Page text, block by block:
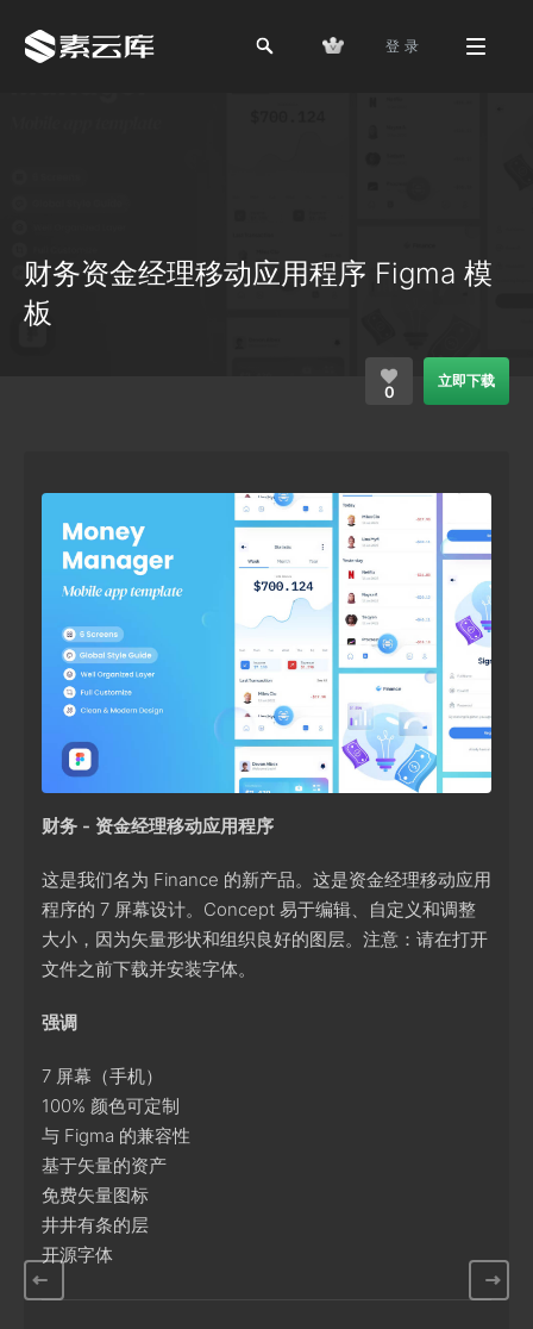
登 录
财务资金经理移动应用程序 Figma 模
板
0
立即下载
财务 - 资金经理移动应用程序
这是我们名为 Finance 的新产品。这是资金经理移动应用
程序的 7 屏幕设计。Concept 易于编辑、自定义和调整
大小，因为矢量形状和组织良好的图层。注意：请在打开
文件之前下载并安装字体。
强调
7 屏幕（手机）
100% 颜色可定制
与 Figma 的兼容性
基于矢量的资产
免费矢量图标
井井有条的层
开源字体